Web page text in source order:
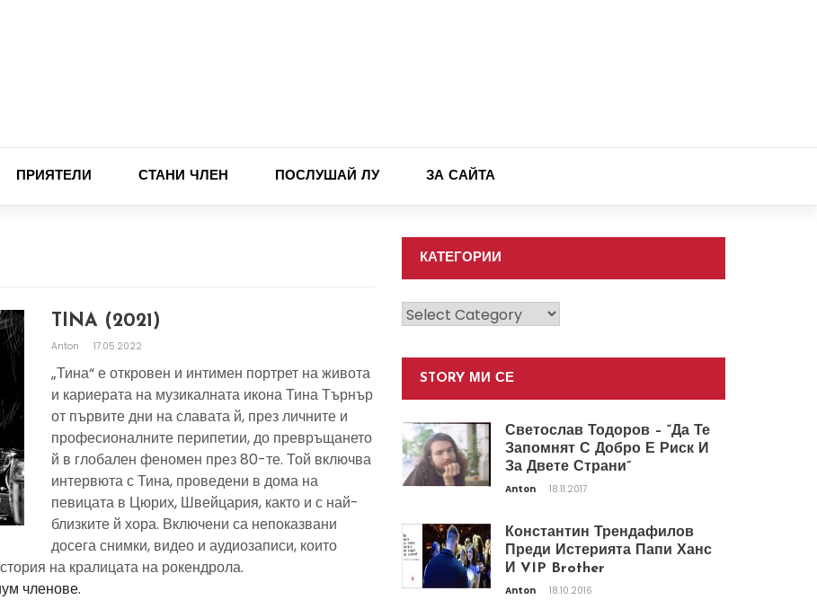
ПРИЯТЕЛИ СТАНИ ЧЛЕН ПОСЛУШАЙ ЛУ ЗА САЙТА
TINA (2021)
Anton 17.05.2022
„Тина“ е откровен и интимен портрет на живота
и кариерата на музикалната икона Тина Търнър
от първите дни на славата й, през личните и
професионалните перипетии, до превръщането
й в глобален феномен през 80-те. Той включва
интервюта с Тина, проведени в дома на
певицата в Цюрих, Швейцария, както и с най-
близките й хора. Включени са непоказвани
досега снимки, видео и аудиозаписи, които
на кралицата на рокендрола.
членове.
КАТЕГОРИИ
Категории
STORY МИ СЕ
Светослав Тодоров – “Да Те
Запомнят С Добро Е Риск И
За Двете Страни”
Anton 18.11.2017
Константин Трендафилов
Преди Истерията Папи Ханс
И VIP Brother
Anton 18.10.2016